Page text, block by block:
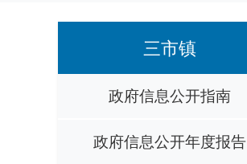
三市镇
政府信息公开指南
政府信息公开年度报告